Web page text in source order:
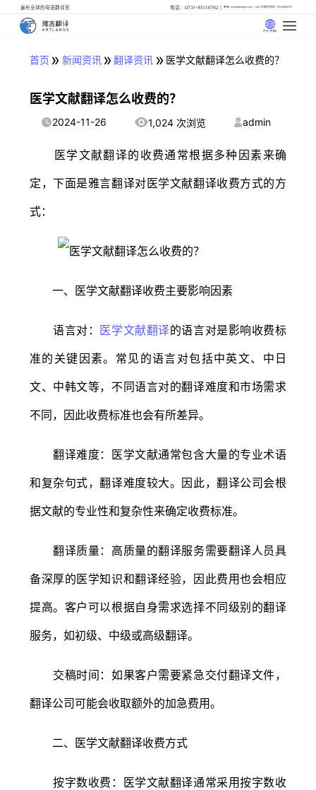
遍布全球的母语翻译官 电话：0731-85114762 邮箱: info@artlangs.com 24小时翻译管家: 18142666316
中文 (中国)
首页 » 新闻资讯» 翻译资讯 » 医学文献翻译怎么收费的？
医学文献翻译怎么收费的？
2024-11-26 1,024 次浏览 admin
医学文献翻译的收费通常根据多种因素来确
定，下面是雅言翻译对医学文献翻译收费方式的方
式：
一、医学文献翻译收费主要影响因素
语言对： 医学文献翻译的语言对是影响收费标
准的关键因素。常见的语言对包括中英文、中日
文、中韩文等，不同语言对的翻译难度和市场需求
不同，因此收费标准也会有所差异。
翻译难度：医学文献通常包含大量的专业术语
和复杂句式，翻译难度较大。因此，翻译公司会根
据文献的专业性和复杂性来确定收费标准。
翻译质量：高质量的翻译服务需要翻译人员具
备深厚的医学知识和翻译经验，因此费用也会相应
提高。客户可以根据自身需求选择不同级别的翻译
服务，如初级、中级或高级翻译。
交稿时间：如果客户需要紧急交付翻译文件，
翻译公司可能会收取额外的加急费用。
二、医学文献翻译收费方式
按字数收费：医学文献翻译通常采用按字数收